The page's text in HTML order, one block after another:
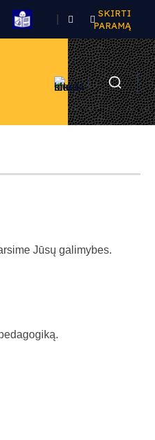
.
SKIRTI
PARAMĄ
Jūsų galimybes.